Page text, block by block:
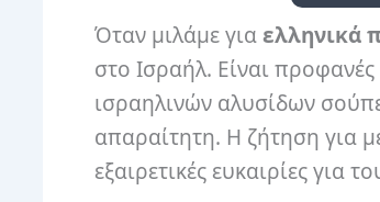
Όταν μιλάμε γιαελληνικά
στο Ισραήλ. Είναι
ισραηλινών αλυσίδων
απαραίτητη. Η ζήτηση για
εξαιρετικές ευκαιρίες